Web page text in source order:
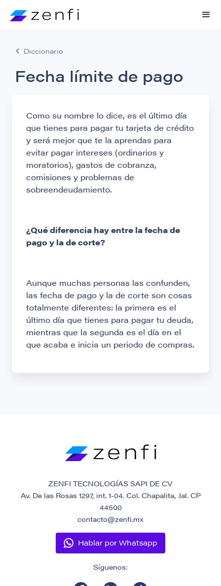
Diccionario
Fecha límite de pago
Como su nombre lo dice, es el último día
que tienes para pagar tu tarjeta de crédito
y será mejor que te la aprendas para
evitar pagar intereses (ordinarios y
moratorios), gastos de cobranza,
comisiones y problemas de
sobreendeudamiento.
¿Qué diferencia hay entre la fecha de
pago y la de corte?
Aunque muchas personas las confunden,
las fecha de pago y la de corte son cosas
totalmente diferentes: la primera es el
último día que tienes para pagar tu deuda,
mientras que la segunda es el día en el
que acaba e inicia un periodo de compras.
ZENFI TECNOLOGÍAS SAPI DE CV
Av. De las Rosas 1297, int. 1-04. Col. Chapalita, Jal. CP
44500
contacto@zenfi.mx
Hablar por Whatsapp
Síguenos: